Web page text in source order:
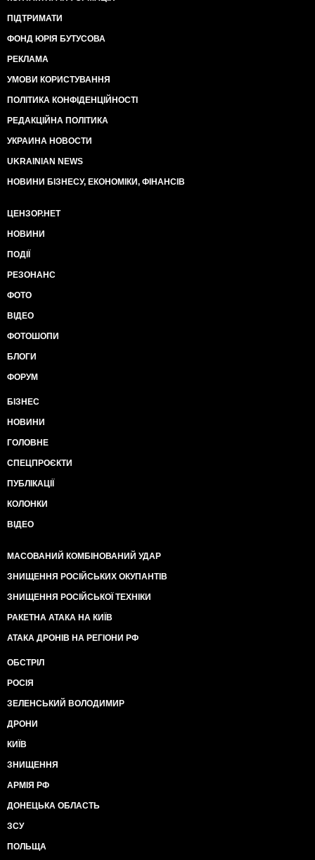
ПІДТРИМАТИ
ФОНД ЮРІЯ БУТУСОВА
РЕКЛАМА
УМОВИ КОРИСТУВАННЯ
ПОЛІТИКА КОНФІДЕНЦІЙНОСТІ
РЕДАКЦІЙНА ПОЛІТИКА
УКРАИНА НОВОСТИ
UKRAINIAN NEWS
НОВИНИ БІЗНЕСУ, ЕКОНОМІКИ, ФІНАНСІВ
ЦЕНЗОР.НЕТ
НОВИНИ
ПОДІЇ
РЕЗОНАНС
ФОТО
ВІДЕО
ФОТОШОПИ
БЛОГИ
ФОРУМ
БІЗНЕС
НОВИНИ
ГОЛОВНЕ
СПЕЦПРОЄКТИ
ПУБЛІКАЦІЇ
КОЛОНКИ
ВІДЕО
МАСОВАНИЙ КОМБІНОВАНИЙ УДАР
ЗНИЩЕННЯ РОСІЙСЬКИХ ОКУПАНТІВ
ЗНИЩЕННЯ РОСІЙСЬКОЇ ТЕХНІКИ
РАКЕТНА АТАКА НА КИЇВ
АТАКА ДРОНІВ НА РЕГІОНИ РФ
ОБСТРІЛ
РОСІЯ
ЗЕЛЕНСЬКИЙ ВОЛОДИМИР
ДРОНИ
КИЇВ
ЗНИЩЕННЯ
АРМІЯ РФ
ДОНЕЦЬКА ОБЛАСТЬ
ЗСУ
ПОЛЬЩА